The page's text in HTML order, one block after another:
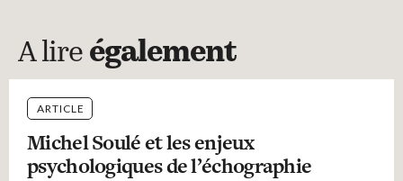
A lire également
ARTICLE
Michel Soulé et les enjeux
psychologiques de l’échographie